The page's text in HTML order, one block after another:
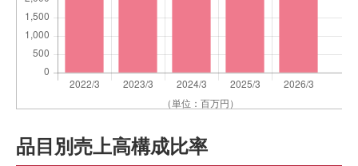
品目別売上高構成比率